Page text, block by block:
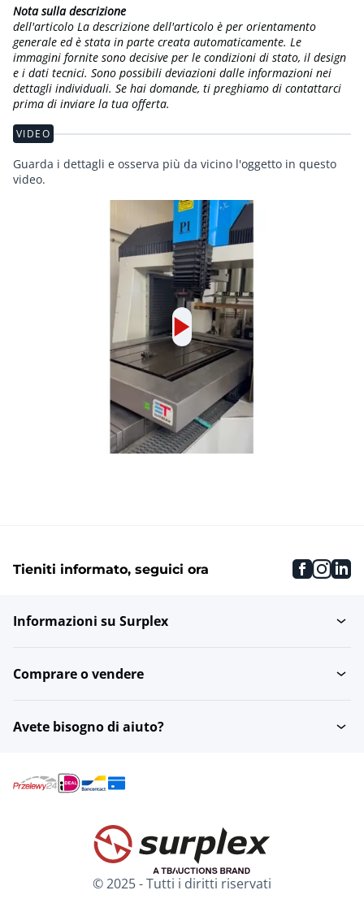
Nota sulla descrizione
dell'articolo La descrizione dell'articolo è per orientamento
generale ed è stata in parte creata automaticamente. Le
immagini fornite sono decisive per le condizioni di stato, il design
e i dati tecnici. Sono possibili deviazioni dalle informazioni nei
dettagli individuali. Se hai domande, ti preghiamo di contattarci
prima di inviare la tua offerta.
VIDEO
Guarda i dettagli e osserva più da vicino l'oggetto in questo
video.
Tieniti informato, seguici ora
Informazioni su Surplex
Comprare o vendere
Avete bisogno di aiuto?
© 2025 - Tutti i diritti riservati